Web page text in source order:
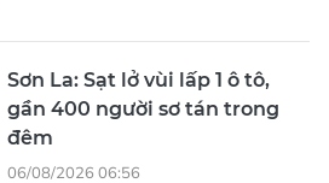
Sơn La: Sạt lở vùi lấp 1 ô tô,
gần 400 người sơ tán trong
đêm
06/08/2026 06:56